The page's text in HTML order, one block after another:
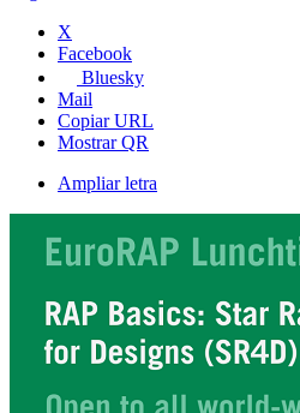
X
Facebook
Bluesky
Mail
Copiar URL
Mostrar QR
Ampliar letra